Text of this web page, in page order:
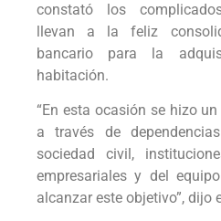
constató los
llevan a la feliz
bancario para la
habitación.
“En esta ocasión se hizo
a través de
sociedad civil,
empresariales y del
alcanzar este objetivo”, dijo